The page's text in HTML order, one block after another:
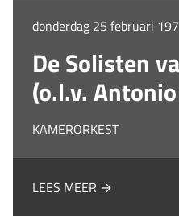
donderdag 25 februari
De Solisten
(o.l.v.
KAMERORKEST
LEES MEER →